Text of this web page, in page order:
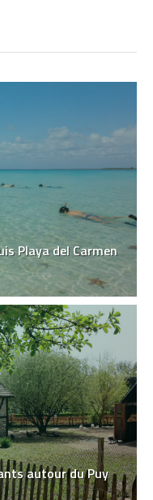
Playa del Carmen
autour du Puy